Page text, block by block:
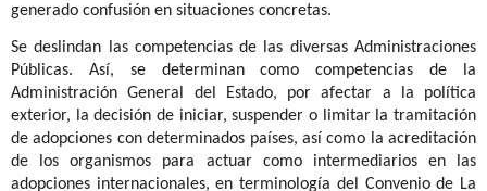
generado confusión en situaciones concretas.
Se deslindan las competencias de las diversas Administraciones
Públicas. Así, se determinan como competencias de la
Administración General del Estado, por afectar a la política
exterior, la decisión de iniciar, suspender o limitar la tramitación
de adopciones con determinados países, así como la acreditación
de los organismos para actuar como intermediarios en las
adopciones internacionales, en terminología del Convenio de La